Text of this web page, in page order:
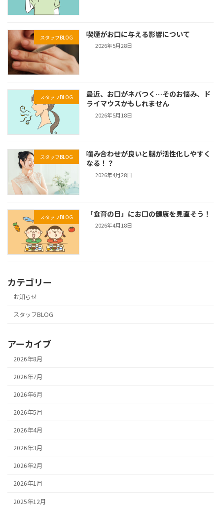
スタッフBLOG 喫煙がお口に与える影響について
2026年5月28日
スタッフBLOG
最近、お口がネバつく…そのお悩み、ド
ライマウスかもしれません
2026年5月18日
スタッフBLOG
噛み合わせが良いと脳が活性化しやすく
なる！？
2026年4月28日
スタッフBLOG 「食育の日」にお口の健康を見直そう！
2026年4月18日
カテゴリー
お知らせ
スタッフBLOG
アーカイブ
2026年8月
2026年7月
2026年6月
2026年5月
2026年4月
2026年3月
2026年2月
2026年1月
2025年12月